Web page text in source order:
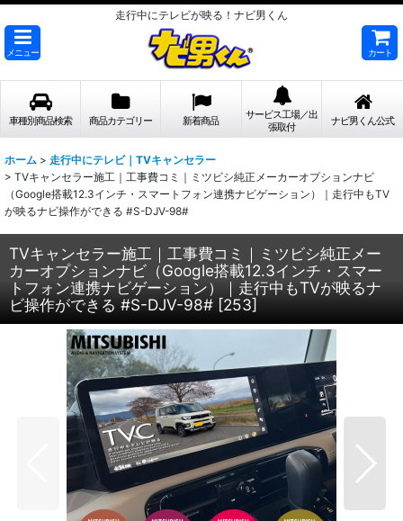
走行中にテレビが映る！ナビ男くん
メニュー カート
車種別商品検索 商品カテゴリー 新着商品
サービス工場／出
張取付
ナビ男くん公式
ホーム > 走行中にテレビ｜TVキャンセラー
> TVキャンセラー施工｜工事費コミ｜ミツビシ純正メーカーオプションナビ
（Google搭載12.3インチ・スマートフォン連携ナビゲーション）｜走行中もTV
が映るナビ操作ができる #S-DJV-98#
TVキャンセラー施工｜工事費コミ｜ミツビシ純正メー
カーオプションナビ（Google搭載12.3インチ・スマー
トフォン連携ナビゲーション）｜走行中もTVが映るナ
ビ操作ができる #S-DJV-98# [253]